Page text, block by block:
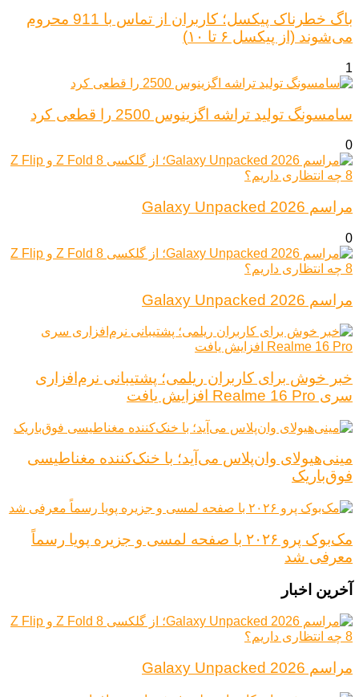
باگ خطرناک پیکسل؛ کاربران از تماس با 911 محروم
می‌شوند (از پیکسل ۶ تا ۱۰)
1
سامسونگ تولید تراشه اگزینوس 2500 را قطعی کرد
0
مراسم Galaxy Unpacked 2026
0
مراسم Galaxy Unpacked 2026
خبر خوش برای کاربران ریلمی؛ پشتیبانی نرم‌افزاری
سری Realme 16 Pro افزایش یافت
مینی‌هیولای وان‌پلاس می‌آید؛ با خنک‌کننده مغناطیسی
فوق‌باریک
مک‌بوک پرو ۲۰۲۶ با صفحه لمسی و جزیره پویا رسماً
معرفی شد
آخرین اخبار
مراسم Galaxy Unpacked 2026